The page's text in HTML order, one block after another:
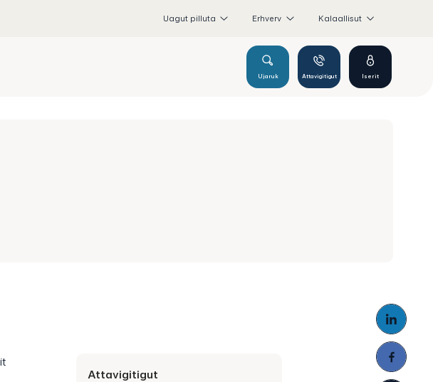
Uagut pilluta Erhverv Kalaallisut
Ujaruk Attavigitigut Iserit
Attavigitigut